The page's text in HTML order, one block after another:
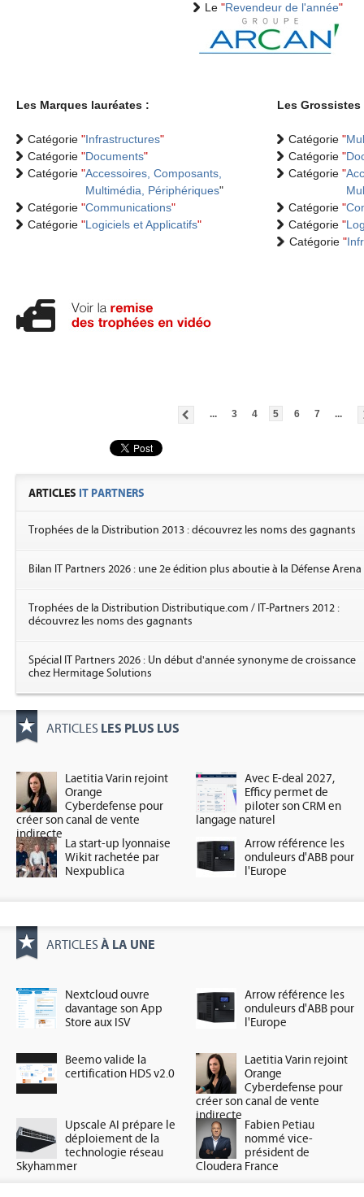
Le "Revendeur de l'année"
Les Marques lauréates :
Catégorie "Infrastructures"
Catégorie "Documents"
Catégorie "Accessoires, Composants,
Multimédia, Périphériques"
Catégorie "Communications"
Catégorie "Logiciels et Applicatifs"
Les
Catégorie "
Catégorie "
Catégorie "
Catégorie "
Catégorie "
Catégorie "
... 3 4 5 6 7 ...
ARTICLES IT PARTNERS
Trophées de la Distribution 2013 : découvrez les noms des gagnants
Bilan IT Partners 2026 : une 2e édition plus aboutie à la Défense Arena
Trophées de la Distribution Distributique.com / IT-Partners 2012 :
découvrez les noms des gagnants
Spécial IT Partners 2026 : Un début d'année synonyme de croissance
chez Hermitage Solutions
ARTICLES LES PLUS LUS
Laetitia Varin rejoint
Orange
Cyberdefense pour
créer son canal de vente
indirecte
Avec E-deal 2027,
Efficy permet de
piloter son CRM en
langage naturel
La start-up lyonnaise
Wikit rachetée par
Nexpublica
Arrow référence les
onduleurs d'ABB pour
l'Europe
ARTICLES À LA UNE
Nextcloud ouvre
davantage son App
Store aux ISV
Arrow référence les
onduleurs d'ABB pour
l'Europe
Beemo valide la
certification HDS v2.0
Laetitia Varin rejoint
Orange
Cyberdefense pour
créer son canal de vente
indirecte
Upscale AI prépare le
déploiement de la
technologie réseau
Skyhammer
Fabien Petiau
nommé vice-
président de
Cloudera France